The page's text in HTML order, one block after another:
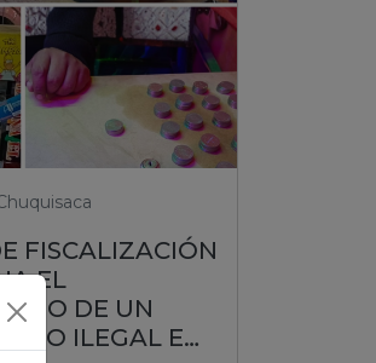
FISCALIZACIÓN
EL
DE UN
ILEGAL EN